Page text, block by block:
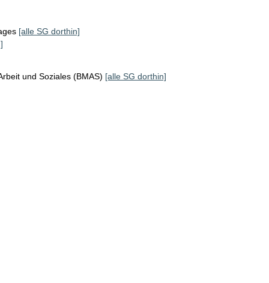
[alle SG dorthin]
und Soziales (BMAS) [alle SG dorthin]